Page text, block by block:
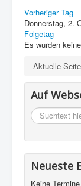
Datenschutz
Vorheriger Tag
Donnerstag, 2.
Folgetag
Es wurden
Aktuelle
Auf
suchen
Neueste
Keine Termine